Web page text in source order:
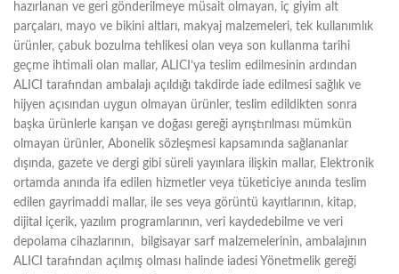
hazırlanan ve geri gönderilmeye müsait olmayan, iç giyim alt
parçaları, mayo ve bikini altları, makyaj malzemeleri, tek kullanımlık
ürünler, çabuk bozulma tehlikesi olan veya son kullanma tarihi
geçme ihtimali olan mallar, ALICI’ya teslim edilmesinin ardından
ALICI tarafından ambalajı açıldığı takdirde iade edilmesi sağlık ve
hijyen açısından uygun olmayan ürünler, teslim edildikten sonra
başka ürünlerle karışan ve doğası gereği ayrıştırılması mümkün
olmayan ürünler, Abonelik sözleşmesi kapsamında sağlananlar
dışında, gazete ve dergi gibi süreli yayınlara ilişkin mallar, Elektronik
ortamda anında ifa edilen hizmetler veya tüketiciye anında teslim
edilen gayrimaddi mallar, ile ses veya görüntü kayıtlarının, kitap,
dijital içerik, yazılım programlarının, veri kaydedebilme ve veri
depolama cihazlarının, bilgisayar sarf malzemelerinin, ambalajının
ALICI tarafından açılmış olması halinde iadesi Yönetmelik gereği